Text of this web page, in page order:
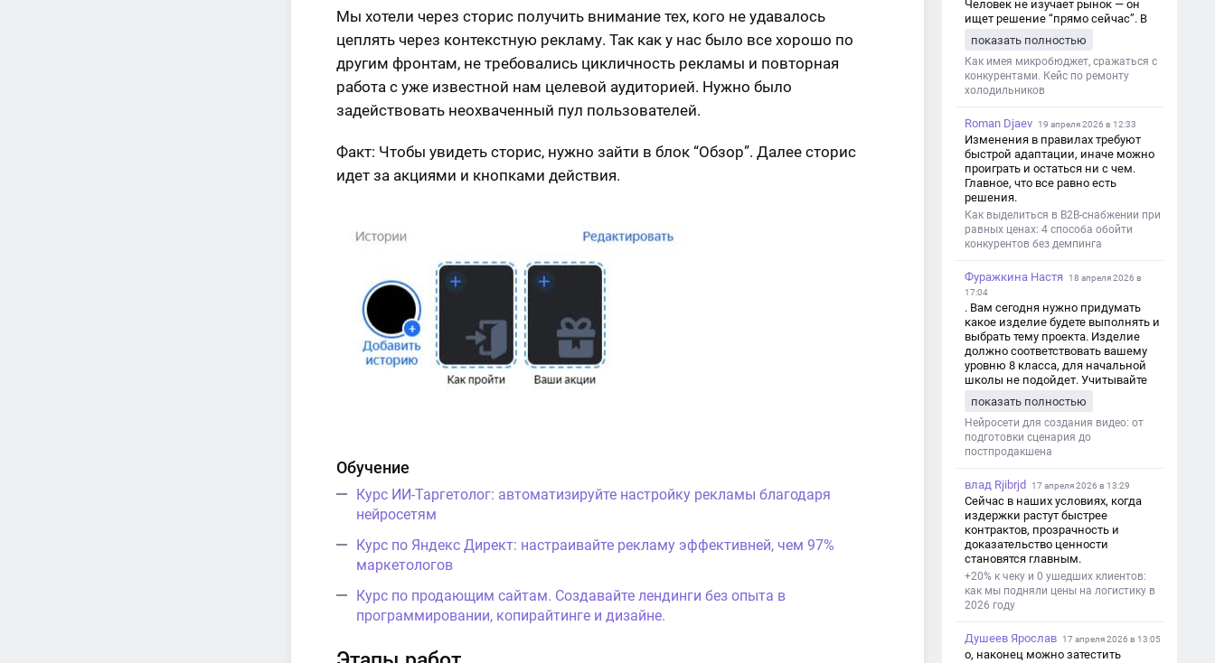
Мы хотели через сторис получить внимание тех, кого не удавалось
цеплять через контекстную рекламу. Так как у нас было все хорошо по
другим фронтам, не требовались цикличность рекламы и повторная
работа с уже известной нам целевой аудиторией. Нужно было
задействовать неохваченный пул пользователей.
Факт: Чтобы увидеть сторис, нужно зайти в блок “Обзор”. Далее сторис
идет за акциями и кнопками действия.
Обучение
Курс ИИ-Таргетолог: автоматизируйте настройку рекламы благодаря
нейросетям
Курс по Яндекс Директ: настраивайте рекламу эффективней, чем 97%
маркетологов
Курс по продающим сайтам. Создавайте лендинги без опыта в
программировании, копирайтинге и дизайне.
Человек не изучает рынок — он
ищет решение “прямо сейчас”. В
и ловит самый горячий трафик,
тогда как SEO в таких задачах
просто не успевает.
показать полностью
Как имея микробюджет, сражаться с
конкурентами. Кейс по ремонту
холодильников
Roman Djaev 19 апреля 2026 в 12:33
Изменения в правилах требуют
быстрой адаптации, иначе можно
проиграть и остаться ни с чем.
Главное, что все равно есть
решения.
Как выделиться в B2B-снабжении при
равных ценах: 4 способа обойти
конкурентов без демпинга
Фуражкина Настя
18 апреля 2026 в
17:04
. Вам сегодня нужно придумать
какое изделие будете выполнять и
выбрать тему проекта. Изделие
должно соответствовать вашему
уровню 8 класса, для начальной
школы не подойдет. Учитывайте
уровня работы. Структура проекта 1.
Титульный лист - Название школы.
- Тип работы: «Проектная работа». -
Тема проекта. - Кто выполнил:
должность учителя. - Город, год. 2.
Введение - Актуальность темы
(почему это важно). - Цель и
задачи проекта. - Объект и предмет
исследования. - Методы работы. 3.
Основная часть - Теоретическая
основные понятия. - Практическая
глава: что сделано (исследование,
опрос, создание изделия и т. д.). -
Заключение - Краткие выводы по
проекту. - Достигнута ли цель. -
показать полностью
Нейросети для создания видео: от
подготовки сценария до
постпродакшена
влад Rjibrjd 17 апреля 2026 в 13:29
Сейчас в наших условиях, когда
издержки растут быстрее
контрактов, прозрачность и
доказательство ценности
становятся главным.
+20% к чеку и 0 ушедших клиентов:
как мы подняли цены на логистику в
2026 году
Душеев Ярослав 17 апреля 2026 в 13:05
о, наконец можно затестить